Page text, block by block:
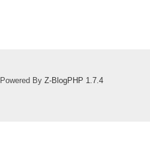
Powered By Z-BlogPHP 1.7.4